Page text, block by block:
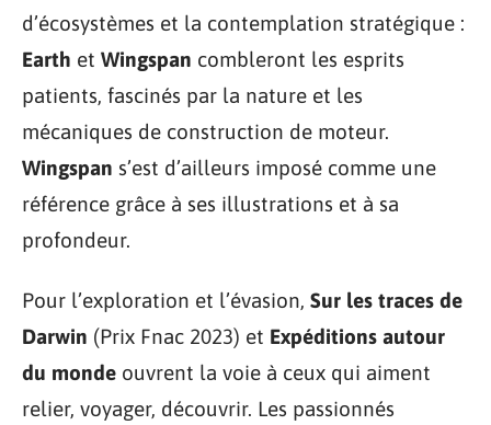
d’écosystèmes et la contemplation stratégique :
Earth et Wingspan combleront les esprits
patients, fascinés par la nature et les
mécaniques de construction de moteur.
Wingspan s’est d’ailleurs imposé comme une
référence grâce à ses illustrations et à sa
profondeur.
Pour l’exploration et l’évasion, Sur les traces de
Darwin (Prix Fnac 2023) et Expéditions autour
du monde ouvrent la voie à ceux qui aiment
relier, voyager, découvrir. Les passionnés